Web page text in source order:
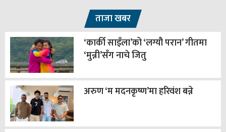
ताजा खबर
‘कार्की साइँला’को ‘लग्यौ परान’ गीतमा
‘मुन्नी’सँग नाचे जितु
अरुण ‘म मदनकृष्ण’मा हरिवंश बन्ने